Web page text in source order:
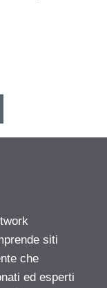
siti
che
ed esperti